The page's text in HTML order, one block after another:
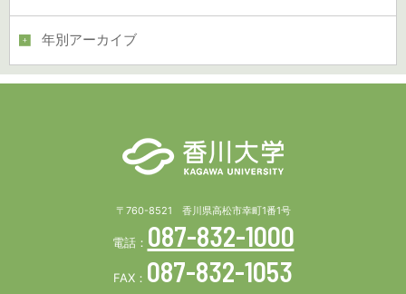
年別アーカイブ
〒760-8521 香川県高松市幸町1番1号
電話： 087-832-1000
FAX： 087-832-1053